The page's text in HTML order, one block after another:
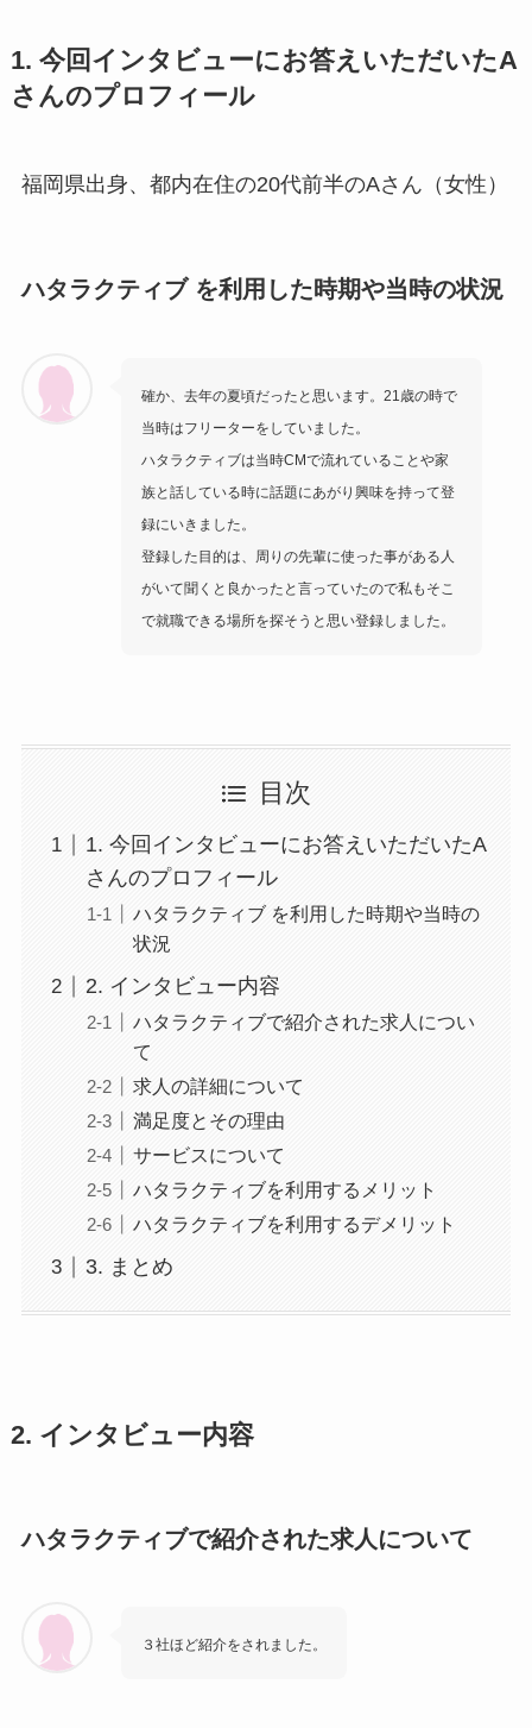
1. 今回インタビューにお答えいただいたA
さんのプロフィール
福岡県出身、都内在住の20代前半のAさん（女性）
ハタラクティブ を利用した時期や当時の状況
確か、去年の夏頃だったと思います。21歳の時で
当時はフリーターをしていました。
ハタラクティブは当時CMで流れていることや家
族と話している時に話題にあがり興味を持って登
録にいきました。
登録した目的は、周りの先輩に使った事がある人
がいて聞くと良かったと言っていたので私もそこ
で就職できる場所を探そうと思い登録しました。
目次
1. 今回インタビューにお答えいただいたA
さんのプロフィール
ハタラクティブ を利用した時期や当時の
状況
2. インタビュー内容
ハタラクティブで紹介された求人につい
て
求人の詳細について
満足度とその理由
サービスについて
ハタラクティブを利用するメリット
ハタラクティブを利用するデメリット
3. まとめ
2. インタビュー内容
ハタラクティブで紹介された求人について
３社ほど紹介をされました。